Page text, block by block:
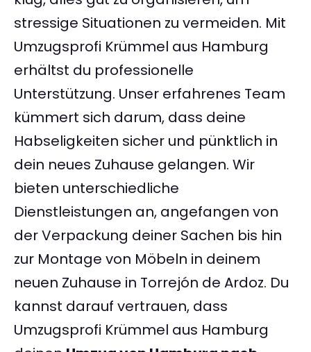
stressige Situationen zu vermeiden. Mit
Umzugsprofi Krümmel aus Hamburg
erhältst du professionelle
Unterstützung. Unser erfahrenes Team
kümmert sich darum, dass deine
Habseligkeiten sicher und pünktlich in
dein neues Zuhause gelangen. Wir
bieten unterschiedliche
Dienstleistungen an, angefangen von
der Verpackung deiner Sachen bis hin
zur Montage von Möbeln in deinem
neuen Zuhause in Torrejón de Ardoz. Du
kannst darauf vertrauen, dass
Umzugsprofi Krümmel aus Hamburg